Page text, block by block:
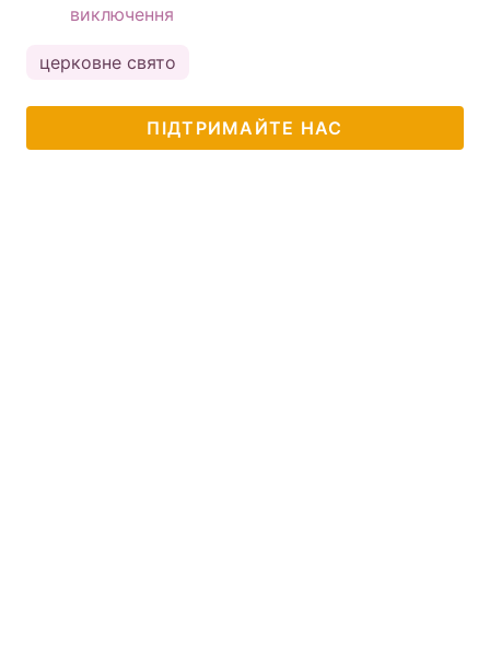
виключення
церковне свято
ПІДТРИМАЙТЕ НАС